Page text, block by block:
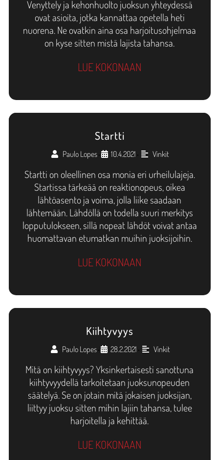
Venyttely ja kehonhuolto juoksun yhteydessä
ovat asioita, jotka kannattaa opetella heti
nuorena. Ne ovatkin aina osa harjoitusohjelmaa
on kyse sitten mistä lajista tahansa.
LUE KOKONAAN
Startti
Paulo Lopes • 10.4.2021 • Vinkit
Startti on oleellinen osa monia eri urheilulajeja.
Startissa tärkeää on reaktionopeus, oikea
lähtöasento ja voima, jolla liike saadaan
lähtemään. Lähdöllä on todella suuri merkitys
lopputulokseen, sillä nopeat lähdöt voivat antaa
huomattavan etumatkan muihin juoksijoihin.
LUE KOKONAAN
Kiihtyvyys
Paulo Lopes • 28.2.2021 • Vinkit
Mitä on kiihtyvyys? Yksinkertaisesti sanottuna
kiihtyvyydellä tarkoitetaan juoksunopeuden
säätelyä. Se on jotain mitä jokaisen juoksijan,
liittyy juoksu sitten mihin lajiin tahansa, tulee
harjoitella ja kehittää.
LUE KOKONAAN